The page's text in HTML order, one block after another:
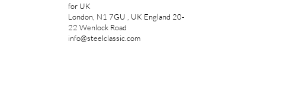
for UK
London, N1 7GU , UK England 20-
22 Wenlock Road
info@steelclassic.com